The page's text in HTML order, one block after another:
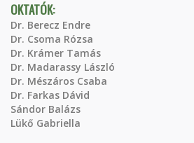
OKTATÓK:
Dr. Berecz Endre
Dr. Csoma Rózsa
Dr. Krámer Tamás
Dr. Madarassy László
Dr. Mészáros Csaba
Dr. Farkas Dávid
Sándor Balázs
Lükő Gabriella